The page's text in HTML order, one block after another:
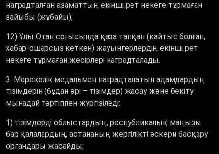
наградталған азаматтың екінші рет некеге тұрмаған
зайыбы (жұбайы);
12) Ұлы Отан соғысында қаза тапқан (қайтыс болған,
хабар-ошарсыз кеткен) жауынгерлердің екінші рет
некеге тұрмаған жесірлері наградталады.
3. Мерекелік медальмен наградталатын адамдардың
тізімдерін (бұдан әрі – тізімдер) жасау және бекіту
мынадай тәртіппен жүргізіледі:
1) тізімдерді облыстардың, республикалық маңызы
бар қалалардың, астананың жергілікті әскери басқару
органдары жасайды;